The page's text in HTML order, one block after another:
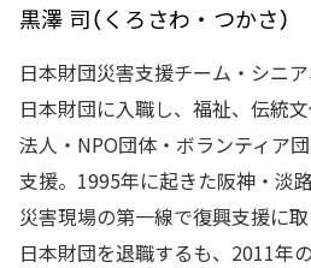
黒澤 司（くろさわ・つかさ）
日本財団災害支援チーム・シニ
日本財団に入職し、福祉、伝統
法人・NPO団体・ボランティア
支援。1995年に起きた阪神・淡
災害現場の第一線で復興支援に
日本財団を退職するも、2011年